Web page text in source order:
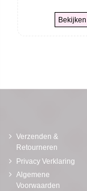
Bekijken
Verzenden &
Retourneren
Privacy Verklaring
Algemene
Voorwaarden